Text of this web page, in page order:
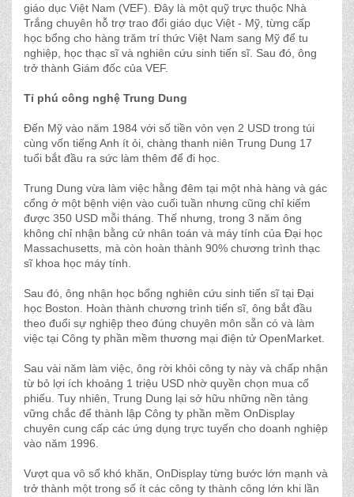
giáo dục Việt Nam (VEF). Đây là một quỹ trực thuộc Nhà
Trắng chuyên hỗ trợ trao đổi giáo dục Việt - Mỹ, từng cấp
học bổng cho hàng trăm trí thức Việt Nam sang Mỹ để tu
nghiệp, học thạc sĩ và nghiên cứu sinh tiến sĩ. Sau đó, ông
trở thành Giám đốc của VEF.
Tỉ phú công nghệ Trung Dung
Đến Mỹ vào năm 1984 với số tiền vỏn vẹn 2 USD trong túi
cùng vốn tiếng Anh ít ỏi, chàng thanh niên Trung Dung 17
tuổi bắt đầu ra sức làm thêm để đi học.
Trung Dung vừa làm việc hằng đêm tại một nhà hàng và gác
cổng ở một bệnh viện vào cuối tuần nhưng cũng chỉ kiếm
được 350 USD mỗi tháng. Thế nhưng, trong 3 năm ông
không chỉ nhận bằng cử nhân toán và máy tính của Đại học
Massachusetts, mà còn hoàn thành 90% chương trình thạc
sĩ khoa học máy tính.
Sau đó, ông nhận học bổng nghiên cứu sinh tiến sĩ tại Đại
học Boston. Hoàn thành chương trình tiến sĩ, ông bắt đầu
theo đuổi sự nghiệp theo đúng chuyên môn sẵn có và làm
việc tại Công ty phần mềm thương mại điện tử OpenMarket.
Sau vài năm làm việc, ông rời khỏi công ty này và chấp nhận
từ bỏ lợi ích khoảng 1 triệu USD nhờ quyền chọn mua cổ
phiếu. Tuy nhiên, Trung Dung lại sở hữu những nền tảng
vững chắc để thành lập Công ty phần mềm OnDisplay
chuyên cung cấp các ứng dụng trực tuyến cho doanh nghiệp
vào năm 1996.
Vượt qua vô số khó khăn, OnDisplay từng bước lớn mạnh và
trở thành một trong số ít các công ty thành công lớn khi lần